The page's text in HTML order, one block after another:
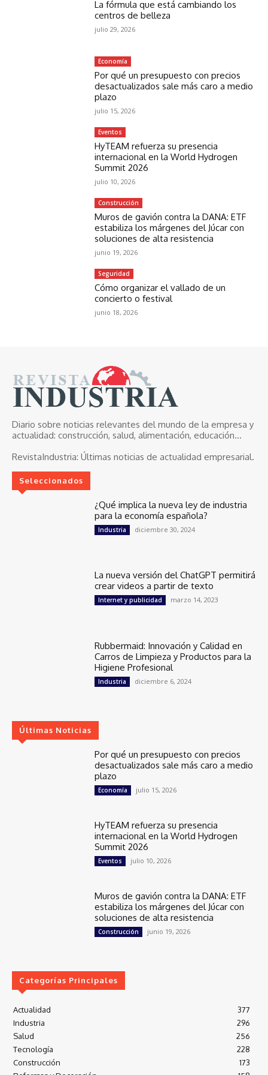
La fórmula que está cambiando los
centros de belleza
julio 29, 2026
Economía
Por qué un presupuesto con precios
desactualizados sale más caro a medio
plazo
julio 15, 2026
Eventos
HyTEAM refuerza su presencia
internacional en la World Hydrogen
Summit 2026
julio 10, 2026
Construcción
Muros de gavión contra la DANA: ETF
estabiliza los márgenes del Júcar con
soluciones de alta resistencia
junio 19, 2026
Seguridad
Cómo organizar el vallado de un
concierto o festival
junio 18, 2026
Diario sobre noticias relevantes del mundo de la empresa y
actualidad: construcción, salud, alimentación, educación...
RevistaIndustria: Últimas noticias de actualidad empresarial.
Seleccionados
¿Qué implica la nueva ley de industria
para la economía española?
Industria diciembre 30, 2024
La nueva versión del ChatGPT permitirá
crear videos a partir de texto
Internet y publicidad marzo 14, 2023
Rubbermaid: Innovación y Calidad en
Carros de Limpieza y Productos para la
Higiene Profesional
Industria diciembre 6, 2024
Últimas Noticias
Por qué un presupuesto con precios
desactualizados sale más caro a medio
plazo
Economía julio 15, 2026
HyTEAM refuerza su presencia
internacional en la World Hydrogen
Summit 2026
Eventos julio 10, 2026
Muros de gavión contra la DANA: ETF
estabiliza los márgenes del Júcar con
soluciones de alta resistencia
Construcción junio 19, 2026
Categorías Principales
Actualidad
377
Industria
296
Salud
256
Tecnología
228
Construcción
173